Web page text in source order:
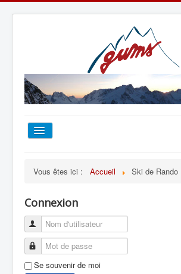
ESCALADE
ALPINISME
Vous êtes ici : Accueil Ski de Rando
Connexion
Se souvenir de moi